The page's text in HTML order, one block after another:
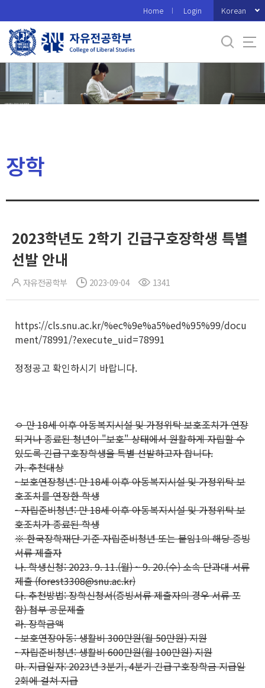
로
메
Home Login Korean
장학
2023학년도 2학기 긴급구호장학생 특별
선발 안내
자유전공학부 2023-09-04 1341
https://cls.snu.ac.kr/%ec%9e%a5%ed%95%99/docu
ment/78991/?execute_uid=78991
정정공고 확인하시기 바랍니다.
ㅇ 만 18세 이후 아동복지시설 및 가정위탁 보호조치가 연장
되거나 종료된 청년이 "보호" 상태에서 원활하게 자립할 수
있도록 긴급구호장학생을 특별 선발하고자 합니다.
가. 추천대상
- 보호연장청년: 만 18세 이후 아동복지시설 및 가정위탁 보
호조치를 연장한 학생
- 자립준비청년: 만 18세 이후 아동복지시설 및 가정위탁 보
호조치가 종료된 학생
※ 한국장학재단 기준 자립준비청년 또는 붙임1의 해당 증빙
서류 제출자
나. 학생신청: 2023. 9. 11.(월) ~ 9. 20.(수) 소속 단과대 서류
제출 (forest3308@snu.ac.kr)
다. 추천방법: 장학신청서(증빙서류 제출자의 경우 서류 포
함) 첨부 공문제출
라. 장학금액
- 보호연장아동: 생활비 300만원(월 50만원) 지원
- 자립준비청년: 생활비 600만원(월 100만원) 지원
마. 지급일자: 2023년 3분기, 4분기 긴급구호장학금 지급일
2회에 걸쳐 지급